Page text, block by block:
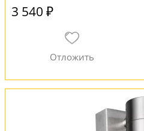
3 540 ₽